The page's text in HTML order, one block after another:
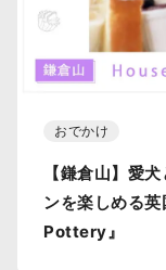
おでかけ
【鎌倉山】愛
ンを楽しめる
Pottery』